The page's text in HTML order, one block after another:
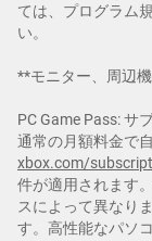
ては、プログラム
い。
**モニター、周辺
PC Game Pass: サ
通常の月額料金で
xbox.com/
件が適用されます
スによって異なり
す。高性能なパソ